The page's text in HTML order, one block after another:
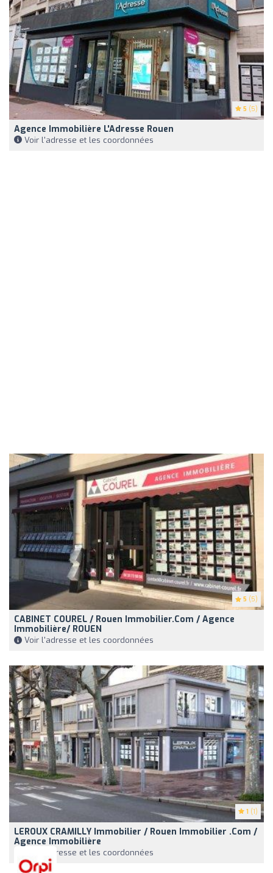
5 (5)
Agence Immobilière L'Adresse Rouen
Voir l'adresse et les coordonnées
5 (5)
CABINET COUREL / Rouen Immobilier.com / Agence
Immobilière/ ROUEN
Voir l'adresse et les coordonnées
1 (1)
LEROUX CRAMILLY Immobilier / Rouen Immobilier .com /
Agence Immobilière
Voir l'adresse et les coordonnées